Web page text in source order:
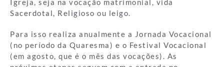
Igreja, seja na vocação matrimonial, vida
Sacerdotal, Religioso ou leigo.
Para isso realiza anualmente a Jornada Vocacional
(no período da Quaresma) e o Festival Vocacional
(em agosto, que é o mês das vocações). As